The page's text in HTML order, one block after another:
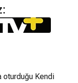
oturduğu Kendi